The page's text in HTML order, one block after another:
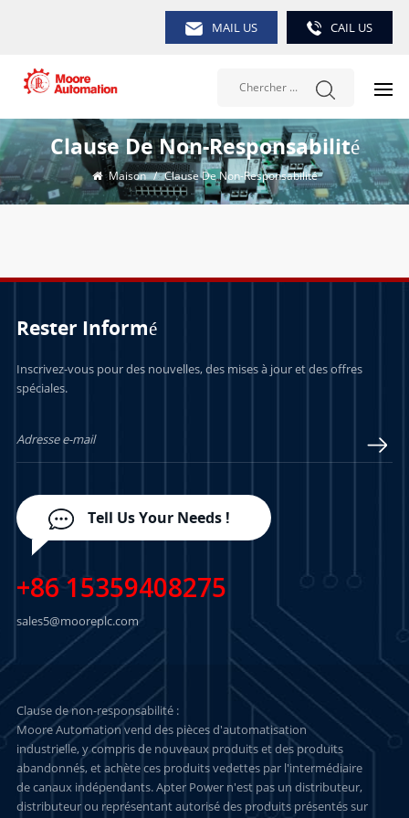
MAIL US CAIL US
Clause De Non-Responsabilité
Maison / Clause De Non-Responsabilité
Rester Informé
Inscrivez-vous pour des nouvelles, des mises à jour et des offres
spéciales.
Tell Us Your Needs !
+86 15359408275
sales5@mooreplc.com
Clause de non-responsabilité :
Moore Automation vend des pièces d'automatisation
industrielle, y compris de nouveaux produits et des produits
abandonnés, et achète ces produits vedettes par l'intermédiaire
de canaux indépendants. Apter Power n'est pas un distributeur,
distributeur ou représentant autorisé des produits présentés sur